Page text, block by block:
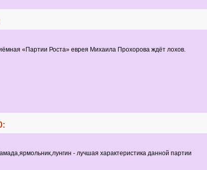
«Партии Роста» еврея Михаила Прохорова ждёт лохов.
- лучшая характеристика данной партии